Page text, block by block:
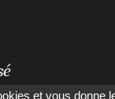
et vous donne